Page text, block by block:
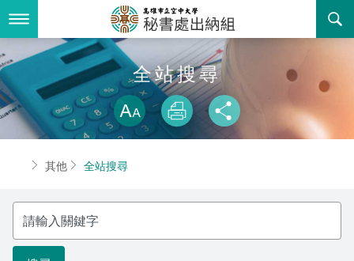
到
要
內
容
最新消息
關於我們
組織職掌
聯絡資訊
活動花絮
諮詢信箱
業務服務
法令規章
常見問答
相關連結
書表下載
回空大首頁
全站搜尋
略過字型切
放大
列印
首頁其他 全站搜尋
請
輸
入
關